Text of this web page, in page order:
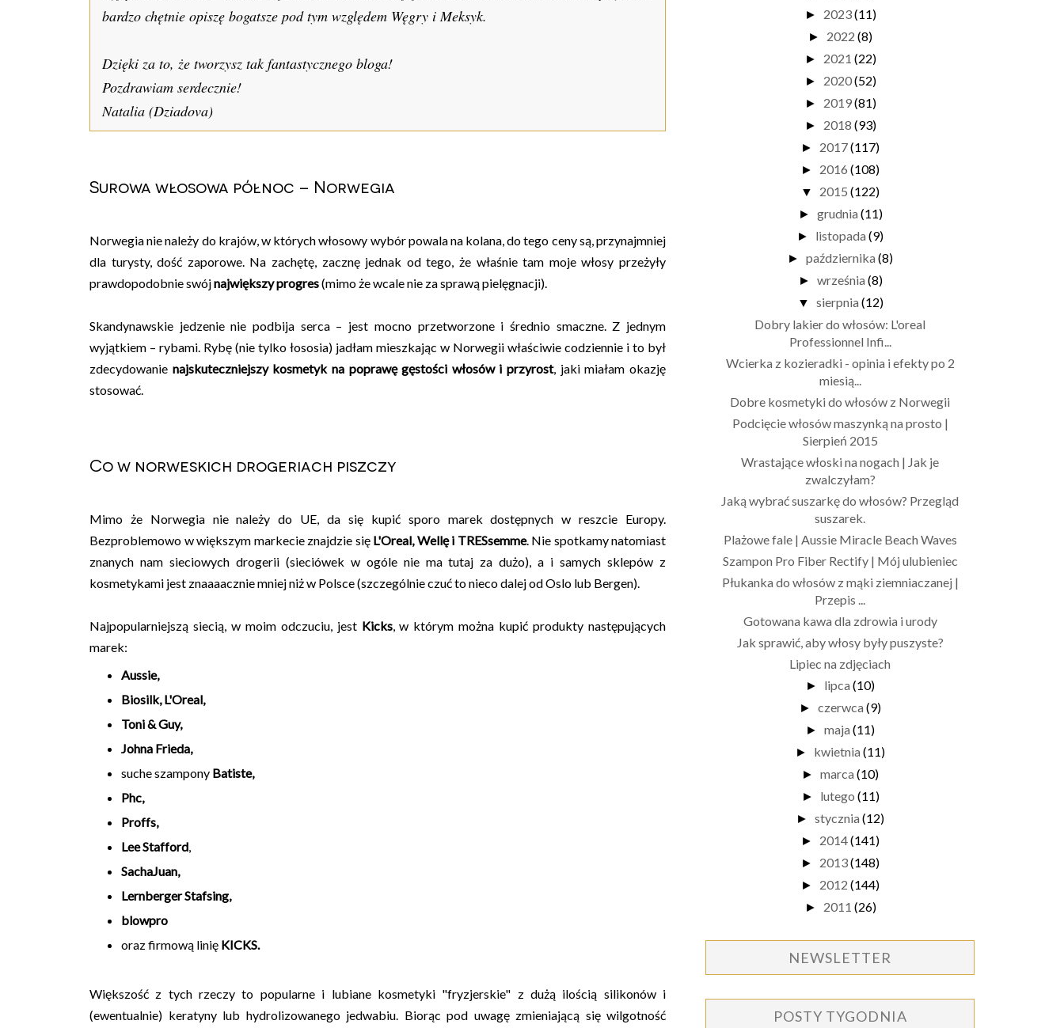
bardzo chętnie opiszę bogatsze pod tym względem Węgry i Meksyk.
Dzięki za to, że tworzysz tak fantastycznego bloga!
Pozdrawiam serdecznie!
Natalia (Dziadova)
Surowa włosowa północ – Norwegia
Norwegia nie należy do krajów, w których włosowy wybór powala na kolana, do tego ceny są, przynajmniej
dla turysty, dość zaporowe. Na zachętę, zacznę jednak od tego, że właśnie tam moje włosy przeżyły
prawdopodobnie swójnajwiększy progres(mimo że wcale nie za sprawą pielęgnacji).
Skandynawskie jedzenie nie podbija serca – jest mocno przetworzone i średnio smaczne. Z jednym
wyjątkiem – rybami. Rybę (nie tylko łososia) jadłam mieszkając w Norwegii właściwie codziennie i to był
zdecydowanie najskuteczniejszy kosmetyk na poprawę gęstości włosów i przyrost, jaki miałam okazję
stosować.
Co w norweskich drogeriach piszczy
Mimo że Norwegia nie należy do UE, da się kupić sporo marek dostępnych w reszcie Europy.
Bezproblemowo w większym markecie znajdzie się L'Oreal, Wellę i TRESsemme. Nie spotkamy natomiast
znanych nam sieciowych drogerii (sieciówek w ogóle nie ma tutaj za dużo), a i samych sklepów z
kosmetykami jest znaaaacznie mniej niż w Polsce (szczególnie czuć to nieco dalej od Oslo lub Bergen).
Najpopularniejszą siecią, w moim odczuciu, jest Kicks, w którym można kupić produkty następujących
marek:
Aussie,
Biosilk, L'Oreal,
Toni & Guy,
Johna Frieda,
suche szampony Batiste,
Phc,
Proffs,
Lee Stafford,
SachaJuan,
Lernberger Stafsing,
blowpro
oraz firmową linię KICKS.
Większość z tych rzeczy to popularne i lubiane kosmetyki "fryzjerskie" z dużą ilością silikonów i
(ewentualnie) keratyny lub hydrolizowanego jedwabiu. Biorąc pod uwagę zmieniającą się wilgotność
► 2023(11)
► 2022 (8)
► 2021 (22)
► 2020(52)
► 2019(81)
► 2018 (93)
► 2017(117)
► 2016 (108)
▼ 2015 (122)
► grudnia (11)
► listopada (9)
► października (8)
► września (8)
▼ sierpnia (12)
Dobry lakier do włosów: L'oreal
Professionnel Infi...
Wcierka z kozieradki - opinia i efekty po 2
miesią...
Dobre kosmetyki do włosów z Norwegii
Podcięcie włosów maszynką na prosto |
Sierpień 2015
Wrastające włoski na nogach | Jak je
zwalczyłam?
Jaką wybrać suszarkę do włosów? Przegląd
suszarek.
Plażowe fale | Aussie Miracle Beach Waves
Szampon Pro Fiber Rectify | Mój ulubieniec
Płukanka do włosów z mąki ziemniaczanej |
Przepis ...
Gotowana kawa dla zdrowia i urody
Jak sprawić, aby włosy były puszyste?
Lipiec na zdjęciach
► lipca (10)
► czerwca (9)
► maja (11)
► kwietnia (11)
► marca (10)
► lutego (11)
► stycznia (12)
► 2014(141)
► 2013(148)
► 2012 (144)
► 2011 (26)
NEWSLETTER
POSTY TYGODNIA